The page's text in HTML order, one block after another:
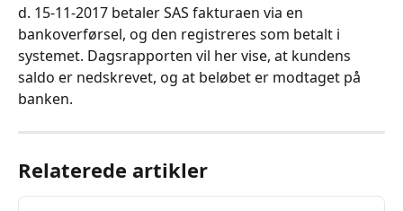
d. 15-11-2017 betaler SAS fakturaen via en
bankoverførsel, og den registreres som betalt i
systemet. Dagsrapporten vil her vise, at kundens
saldo er nedskrevet, og at beløbet er modtaget på
banken.
Relaterede artikler